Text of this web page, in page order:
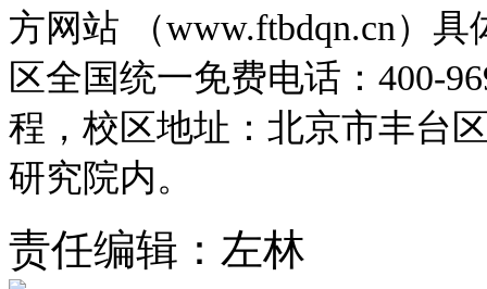
方网站 （www.ftbdqn.cn）
区全国统一免费电话：400-
程，校区地址：北京市丰台
研究院内。
责任编辑：左林